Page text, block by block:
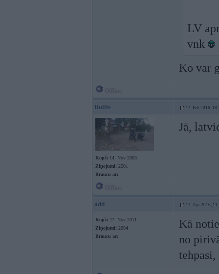
LV
vnk
Ko var
Bullis 14. Feb 2016,
Kopš: 14. Nov 2003
Ziņojumi: 2501
Braucu ar:
Jā,
add 14. Apr 2016,
Kopš: 27. Nov 2011
Ziņojumi: 2094
Braucu ar:
Kā
no
tehpasi,